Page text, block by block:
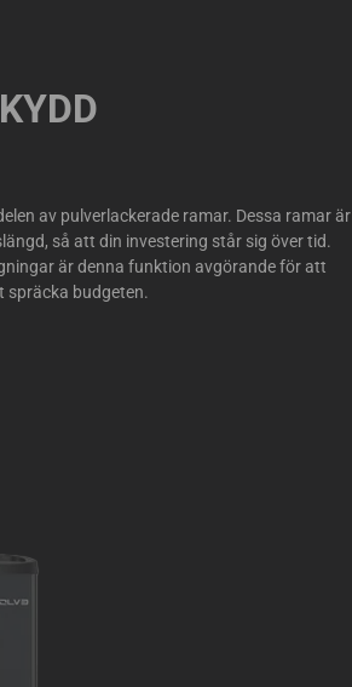
av pulverlackerade ramar. Dessa ramar är
så att din investering står sig över tid.
är denna funktion avgörande för att
spräcka budgeten.